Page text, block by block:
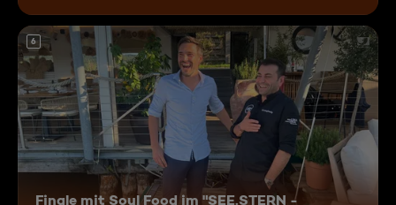
6
Finale mit Soul Food im "SEE.STERN -